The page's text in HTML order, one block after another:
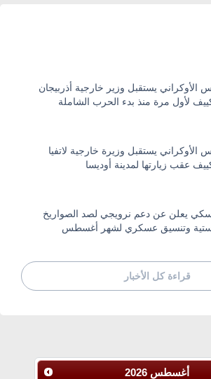
الأوكراني يستقبل وزير خارجية أذربيجان
لأول مرة منذ بدء الحرب الشاملة
الأوكراني يستقبل وزيرة خارجية لاتفيا
عقب زيارتها لمدينة أوديسا
يعلن عن دعم نرويجي لصد الصواريخ
وتنسيق عسكري لشهر أغسطس
قراءة كل الأخبار
أغسطس 2026